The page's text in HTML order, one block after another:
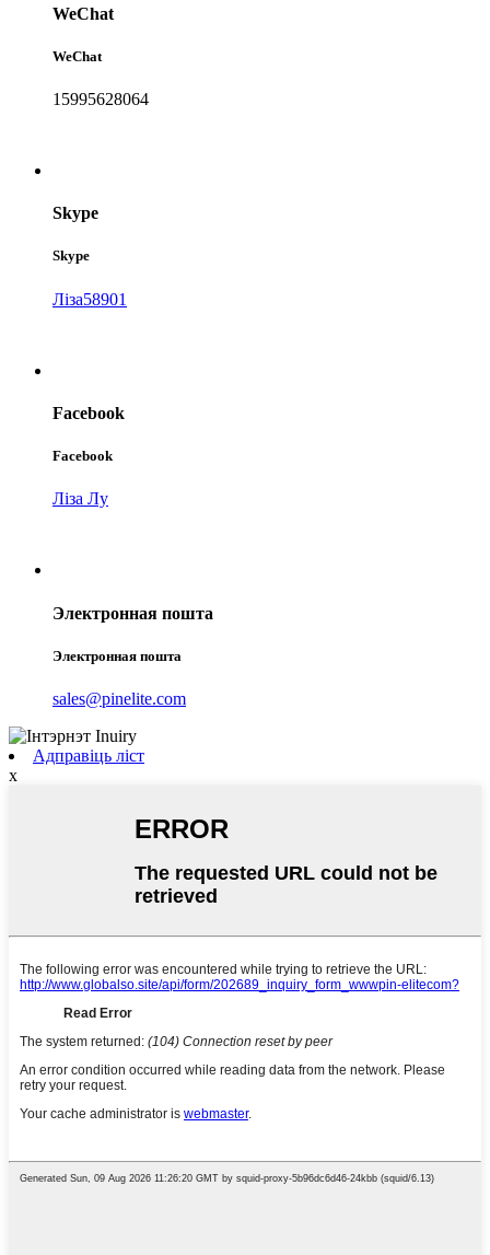
WeChat
WeChat
15995628064
Skype
Skype
Ліза58901
Facebook
Facebook
Ліза Лу
Электронная пошта
Электронная пошта
sales@pinelite.com
Адправіць ліст
x